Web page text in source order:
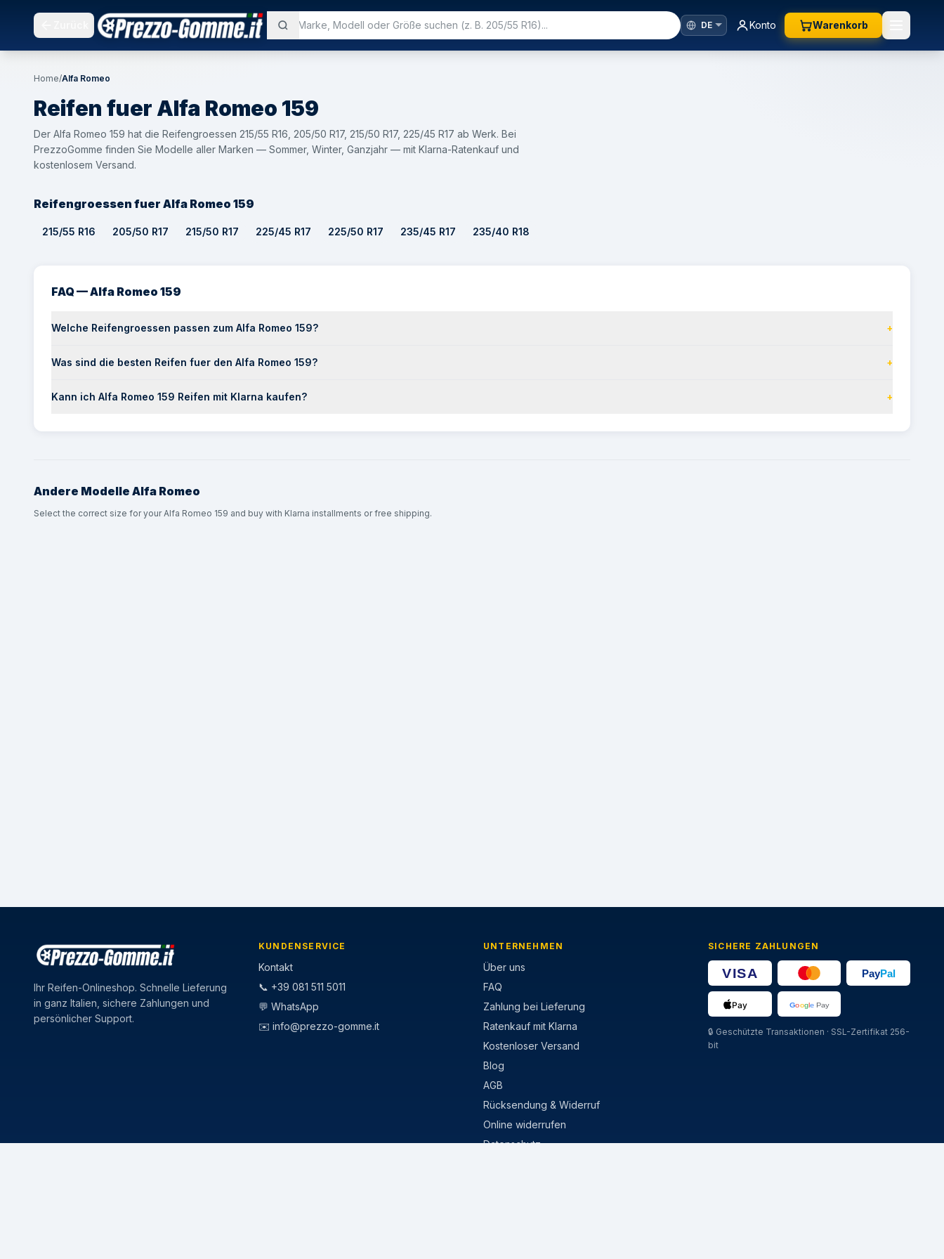
Konto Warenkorb
Home/Alfa Romeo
Reifen fuer Alfa Romeo 159
Der Alfa Romeo 159 hat die Reifengroessen 215/55 R16, 205/50 R17, 215/50 R17, 225/45 R17 ab Werk. Bei
PrezzoGomme finden Sie Modelle aller Marken — Sommer, Winter, Ganzjahr — mit Klarna-Ratenkauf und
kostenlosem Versand.
Reifengroessen fuer Alfa Romeo 159
215/55 R16 205/50 R17 215/50 R17 225/45 R17 225/50 R17 235/45 R17 235/40 R18
FAQ — Alfa Romeo 159
Welche Reifengroessen passen zum Alfa Romeo 159? +
Was sind die besten Reifen fuer den Alfa Romeo 159? +
Kann ich Alfa Romeo 159 Reifen mit Klarna kaufen? +
Andere Modelle Alfa Romeo
Select the correct size for your Alfa Romeo 159 and buy with Klarna installments or free shipping.
Ihr Reifen-Onlineshop. Schnelle Lieferung
in ganz Italien, sichere Zahlungen und
persönlicher Support.
KUNDENSERVICE
Kontakt
📞 +39 081 511 5011
💬 WhatsApp
✉️ info@prezzo-gomme.it
UNTERNEHMEN
Über uns
FAQ
Zahlung bei Lieferung
Ratenkauf mit Klarna
Kostenloser Versand
Blog
AGB
Rücksendung & Widerruf
Online widerrufen
Datenschutz
SICHERE ZAHLUNGEN
🔒 Geschützte Transaktionen · SSL-Zertifikat 256-
bit